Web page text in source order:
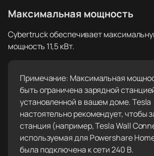
Максимальная мощность
Cybertruck обеспечивает
мощность 11,5 кВт.
Примечание: Максимальная
быть ограничена зарядной
установленной в вашем доме. Tesla
настоятельно рекомендует, чтобы
станция (например, Tesla Wall
используемая для Powershare
была подключена к сети 240 В.